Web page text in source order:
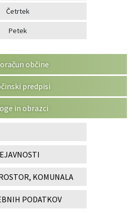
Četrtek
Petek
občine
predpisi
in obrazci
KOMUNALA
PODATKOV